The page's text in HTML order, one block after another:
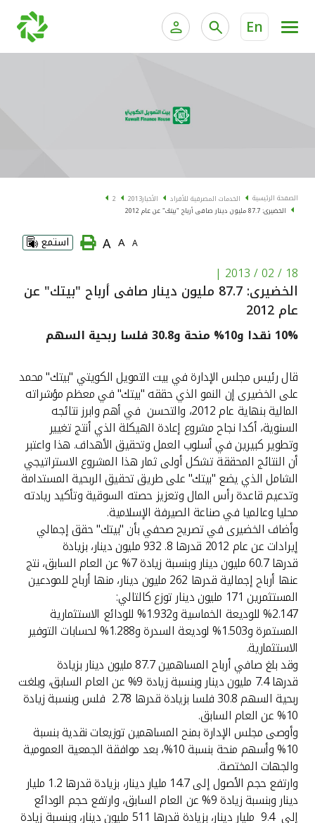
En
الخدمات المصرفية الإلكترونية للشركات
البطاقات
"برامج العملاء"
الاستثمار
القنوات المصرفية
أدوات وخدمات
خدمات ما بعد البيع
اتصل بنا
مواقع الفروع وأجهزة الصرف الآلي
ألمانيا
ماليزيا
تركيا
مصر
المملكة المتحدة
مملكة البحرين
الصفحة الرئيسية الخدمات المصرفية للأفراد الأخبار2013
2
الخضيرى: 87.7 مليون دينار صافى أرباح "بيتك" عن عام 2012
A
A
A استمع
18 / 02 / 2013
|
الخضيرى: 87.7 مليون دينار صافى أرباح "بيتك" عن
عام 2012
10% نقدا و10% منحة و30.8 فلسا ربحية السهم
قال رئيس مجلس الإدارة في بيت التمويل الكويتي "بيتك" محمد
على الخضيرى إن النمو الذي حققه "بيتك" في معظم مؤشراته
المالية بنهاية عام 2012، والتحسن في أهم وابرز نتائجه
السنوية، أكدا نجاح مشروع إعادة الهيكلة الذي أنتج تغيير
وتطوير كبيرين في أسلوب العمل وتحقيق الأهداف. هذا واعتبر
أن النتائج المحققة تشكل أولى ثمار هذا المشروع الاستراتيجي
الشامل الذي يضع "بيتك" على طريق تحقيق الربحية المستدامة
وتدعيم قاعدة رأس المال وتعزيز حصته السوقية وتأكيد ريادته
محليا وعالميا في صناعة الصيرفة الإسلامية.
وأضاف الخضيرى في تصريح صحفي بأن "بيتك" حقق إجمالي
إيرادات عن عام 2012 قدرها 8. 932 مليون دينار، بزيادة
قدرها 60.7 مليون دينار وبنسبة زيادة 7% عن العام السابق، نتج
عنها أرباح إجمالية قدرها 262 مليون دينار، منها أرباح للمودعين
المستثمرين 171 مليون دينار توزع كالتالي:
%2.147 للوديعة الخماسية و1.932% للودائع الاستثمارية
المستمرة و1.503% لوديعة السدرة و1.288% لحسابات التوفير
الاستثمارية.
وقد بلغ صافي أرباح المساهمين 87.7 مليون دينار بزيادة
قدرها 7.4 مليون دينار وبنسبة زيادة 9% عن العام السابق، وبلغت
ربحية السهم 30.8 فلسا بزيادة قدرها 2.78 فلس وبنسبة زيادة
10% عن العام السابق.
وأوصى مجلس الإدارة بمنح المساهمين توزيعات نقدية بنسبة
10% وأسهم منحة بنسبة 10%، بعد موافقة الجمعية العمومية
والجهات المختصة.
وارتفع حجم الأصول إلى 14.7 مليار دينار، بزيادة قدرها 1.2 مليار
دينار وبنسبة زيادة 9% عن العام السابق، وارتفع حجم الودائع
إلى 9.4 مليار دينار، بزيادة قدرها 511 مليون دينار، وبنسبة زيادة